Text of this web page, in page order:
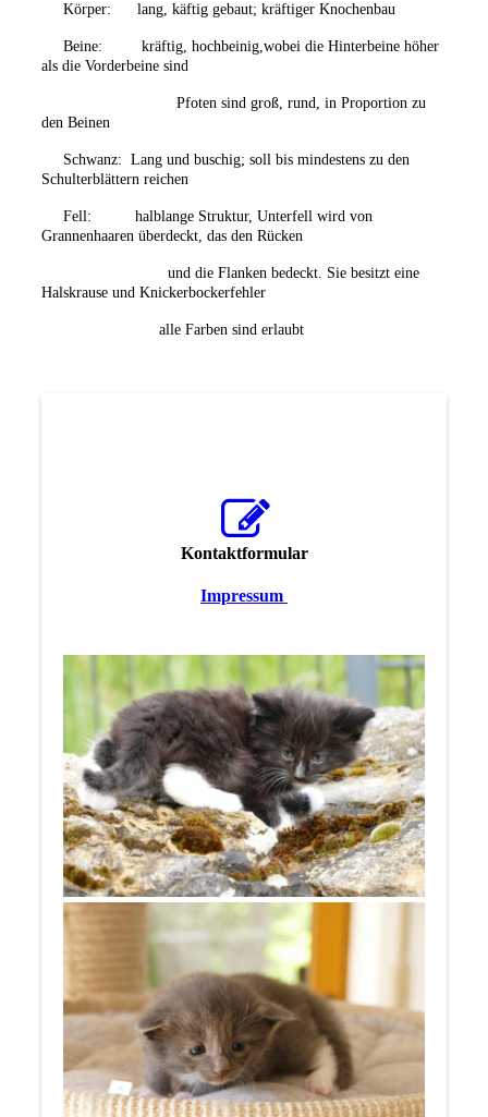
Körper: lang, käftig gebaut; kräftiger Knochenbau
Beine: kräftig, hochbeinig,wobei die Hinterbeine höher
als die Vorderbeine sind
Pfoten sind groß, rund, in Proportion zu
den Beinen
Schwanz: Lang und buschig; soll bis mindestens zu den
Schulterblättern reichen
Fell: halblange Struktur, Unterfell wird von
Grannenhaaren überdeckt, das den Rücken
und die Flanken bedeckt. Sie besitzt eine
Halskrause und Knickerbockerfehler
alle Farben sind erlaubt
Kontaktformular
Impressum